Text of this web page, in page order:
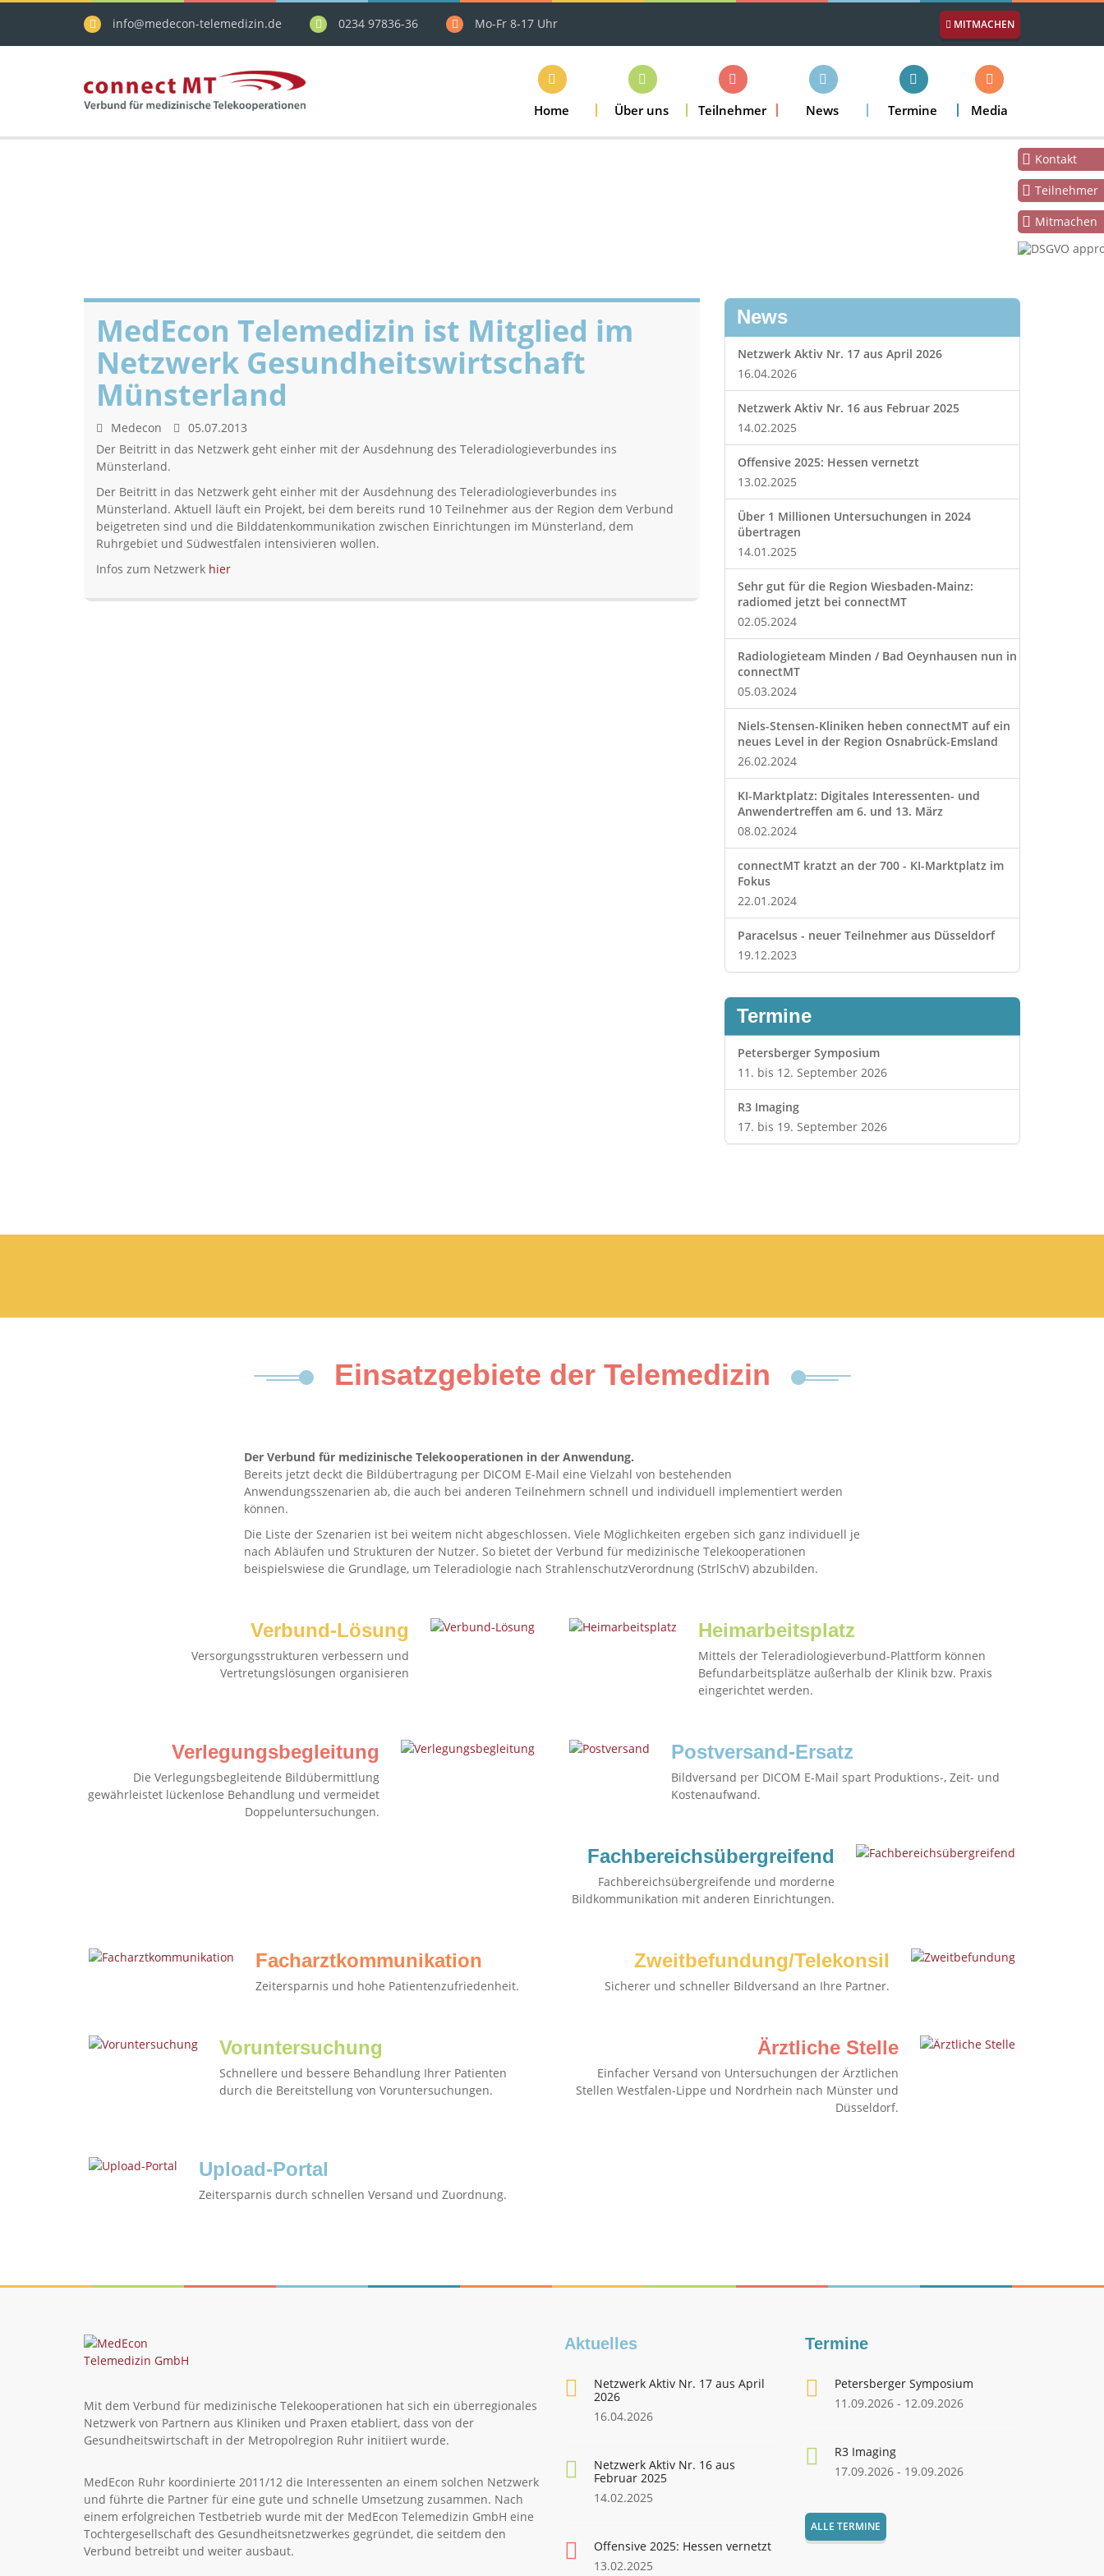
info@medecon-telemedizin.de 0234 97836-36 Mo-Fr 8-17 Uhr MITMACHEN
Home Über uns Teilnehmer News Termine Media
MedEcon Telemedizin ist Mitglied im
Netzwerk Gesundheitswirtschaft
Münsterland
Medecon
05.07.2013
Der Beitritt in das Netzwerk geht einher mit der Ausdehnung des Teleradiologieverbundes ins
Münsterland.
Der Beitritt in das Netzwerk geht einher mit der Ausdehnung des Teleradiologieverbundes ins
Münsterland. Aktuell läuft ein Projekt, bei dem bereits rund 10 Teilnehmer aus der Region dem Verbund
beigetreten sind und die Bilddatenkommunikation zwischen Einrichtungen im Münsterland, dem
Ruhrgebiet und Südwestfalen intensivieren wollen.
Infos zum Netzwerk hier
News
Netzwerk Aktiv Nr. 17 aus April 2026
16.04.2026
Netzwerk Aktiv Nr. 16 aus Februar 2025
14.02.2025
Offensive 2025: Hessen vernetzt
13.02.2025
Über 1 Millionen Untersuchungen in 2024
übertragen
14.01.2025
Sehr gut für die Region Wiesbaden-Mainz:
radiomed jetzt bei connectMT
02.05.2024
Radiologieteam Minden / Bad Oeynhausen nun in
connectMT
05.03.2024
Niels-Stensen-Kliniken heben connectMT auf ein
neues Level in der Region Osnabrück-Emsland
26.02.2024
KI-Marktplatz: Digitales Interessenten- und
Anwendertreffen am 6. und 13. März
08.02.2024
connectMT kratzt an der 700 - KI-Marktplatz im
Fokus
22.01.2024
Paracelsus - neuer Teilnehmer aus Düsseldorf
19.12.2023
Termine
Petersberger Symposium
11. bis 12. September 2026
R3 Imaging
17. bis 19. September 2026
Einsatzgebiete der Telemedizin
Der Verbund für medizinische Telekooperationen in der Anwendung.
Bereits jetzt deckt die Bildübertragung per DICOM E-Mail eine Vielzahl von bestehenden
Anwendungsszenarien ab, die auch bei anderen Teilnehmern schnell und individuell implementiert werden
können.
Die Liste der Szenarien ist bei weitem nicht abgeschlossen. Viele Möglichkeiten ergeben sich ganz individuell je
nach Abläufen und Strukturen der Nutzer. So bietet der Verbund für medizinische Telekooperationen
beispielswiese die Grundlage, um Teleradiologie nach StrahlenschutzVerordnung (StrlSchV) abzubilden.
Verbund-Lösung
Versorgungsstrukturen verbessern und
Vertretungslösungen organisieren
Heimarbeitsplatz
Mittels der Teleradiologieverbund-Plattform können
Befundarbeitsplätze außerhalb der Klinik bzw. Praxis
eingerichtet werden.
Verlegungsbegleitung
Die Verlegungsbegleitende Bildübermittlung
gewährleistet lückenlose Behandlung und vermeidet
Doppeluntersuchungen.
Postversand-Ersatz
Bildversand per DICOM E-Mail spart Produktions-, Zeit- und
Kostenaufwand.
Fachbereichsübergreifend
Fachbereichsübergreifende und morderne
Bildkommunikation mit anderen Einrichtungen.
Facharztkommunikation
Zeitersparnis und hohe Patientenzufriedenheit.
Zweitbefundung/Telekonsil
Sicherer und schneller Bildversand an Ihre Partner.
Voruntersuchung
Schnellere und bessere Behandlung Ihrer Patienten
durch die Bereitstellung von Voruntersuchungen.
Ärztliche Stelle
Einfacher Versand von Untersuchungen der Ärztlichen
Stellen Westfalen-Lippe und Nordrhein nach Münster und
Düsseldorf.
Upload-Portal
Zeitersparnis durch schnellen Versand und Zuordnung.
Mit dem Verbund für medizinische Telekooperationen hat sich ein überregionales
Netzwerk von Partnern aus Kliniken und Praxen etabliert, dass von der
Gesundheitswirtschaft in der Metropolregion Ruhr initiiert wurde.
MedEcon Ruhr koordinierte 2011/12 die Interessenten an einem solchen Netzwerk
und führte die Partner für eine gute und schnelle Umsetzung zusammen. Nach
einem erfolgreichen Testbetrieb wurde mit der MedEcon Telemedizin GmbH eine
Tochtergesellschaft des Gesundheitsnetzwerkes gegründet, die seitdem den
Verbund betreibt und weiter ausbaut.
Aktuelles
Netzwerk Aktiv Nr. 17 aus April
2026
16.04.2026
Netzwerk Aktiv Nr. 16 aus
Februar 2025
14.02.2025
Offensive 2025: Hessen vernetzt
13.02.2025
Termine
Petersberger Symposium
11.09.2026 - 12.09.2026
R3 Imaging
17.09.2026 - 19.09.2026
ALLE TERMINE
Kontakt
Teilnehmer
Mitmachen